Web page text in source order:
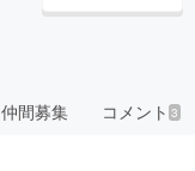
仲間募集 コメント3